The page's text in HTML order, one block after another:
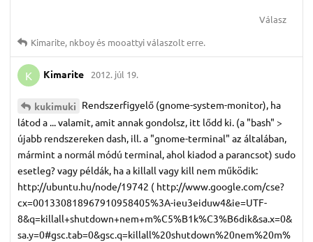
Válasz
Kimarite, nkboyés mooattyiválaszolt erre.
K Kimarite 2012. júl 19.
kukimuki Rendszerfigyelő (gnome-system-monitor), ha
látod a ... valamit, amit annak gondolsz, itt lődd ki. (a "bash" >
újabb rendszereken dash, ill. a "gnome-terminal" az általában,
mármint a normál módú terminal, ahol kiadod a parancsot) sudo
esetleg? vagy példák, ha a killall vagy kill nem működik:
http://ubuntu.hu/node/19742 ( http://www.google.com/cse?
cx=001330818967910958405%3A-ieu3eiduw4&ie=UTF-
8&q=killall+shutdown+nem+m%C5%B1k%C3%B6dik&sa.x=0&
sa.y=0#gsc.tab=0&gsc.q=killall%20shutdown%20nem%20m%